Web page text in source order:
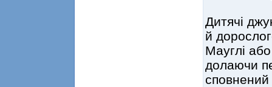
Дитячі
й
Мауглі
долаючи
сповнений